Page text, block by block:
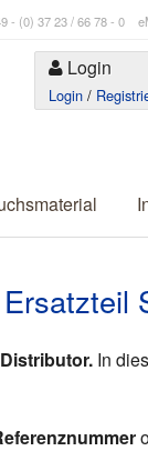
- (0) 37 23 / 66 78 - 0
Login
Login /
In